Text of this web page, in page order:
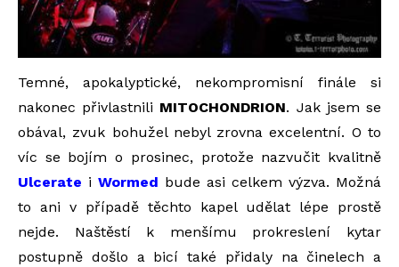
Temné, apokalyptické, nekompromisní finále si
nakonec přivlastnili MITOCHONDRION. Jak jsem se
obával, zvuk bohužel nebyl zrovna excelentní. O to
víc se bojím o prosinec, protože nazvučit kvalitně
Ulcerate i Wormed bude asi celkem výzva. Možná
to ani v případě těchto kapel udělat lépe prostě
nejde. Naštěstí k menšímu prokreslení kytar
postupně došlo a bicí také přidaly na činelech a